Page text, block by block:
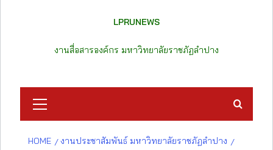
LPRUNEWS
งานสื่อสารองค์กร มหาวิทยาลัยราชภัฏลำปาง
Menu
HOME
งานประชาสัมพันธ์ มหาวิทยาลัยราชภัฏลำปาง